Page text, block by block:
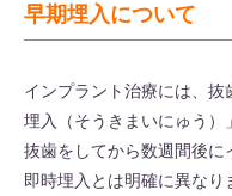
早期埋入について
インプラント治療には、
埋入（そうきまいにゅう）
抜歯をしてから数週間後
即時埋入とは明確に異な